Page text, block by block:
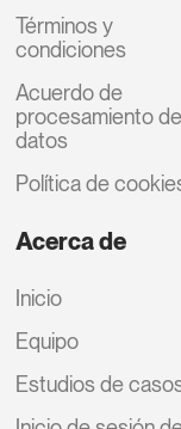
Términos y
condiciones
Acuerdo de
procesamiento de
datos
Política de
Acerca de
Inicio
Equipo
Estudios de